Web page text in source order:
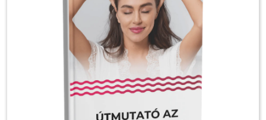
Intenzív kezelés esetén: Minden
hajmosáshoz használhatod, hogy megőrizd
fejbőröd egészségét.
Fenntartó kezeléshez:Használd hetente
egyszer, hogy hosszú távon is megőrizd a
fejbőr egészségét.